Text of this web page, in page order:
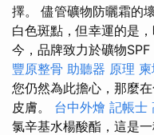
擇。 儘管礦物防曬霜的
白色斑點，但幸運的是
今，品牌致力於礦物SPF
豐原整骨 助聽器 原理
您仍然為此擔心，那麼
皮膚。 台中外燴 記帳士
氯辛基水楊酸酯，這是